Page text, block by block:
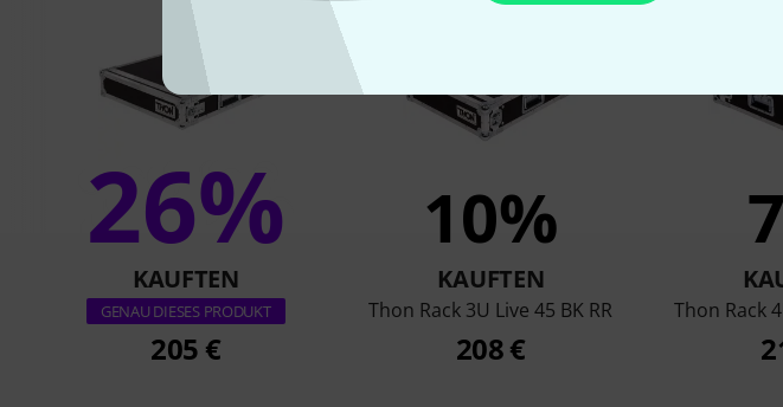
26%
KAUFTEN
GENAU DIESES PRODUKT
205 €
10%
KAUFTEN
Thon Rack 3U Live 45 BK RR
208 €
Thon Rack